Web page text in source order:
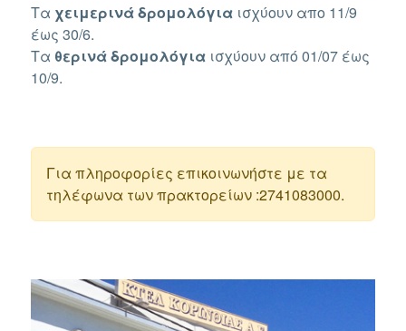
Τα χειμερινά δρομολόγια ισχύουν απο 11/9
έως 30/6.
Τα θερινάδρομολόγια ισχύουν από 01/07 έως
10/9.
Για πληροφορίες επικοινωνήστε με τα
τηλέφωνα των πρακτορείων :2741083000.